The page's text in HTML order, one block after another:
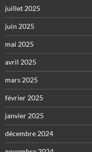
juillet 2025
juin 2025
mai 2025
avril 2025
mars 2025
février 2025
janvier 2025
décembre 2024